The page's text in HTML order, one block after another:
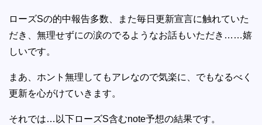
ローズSの的中報告多数、また毎日更新宣言に触れていた
だき、無理せずにの涙のでるようなお話もいただき……嬉
しいです。
まあ、ホント無理してもアレなので気楽に、でもなるべく
更新を心がけていきます。
それでは…以下ローズS含むnote予想の結果です。